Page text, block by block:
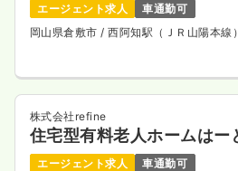
エージェント求人
車通勤可
岡山県倉敷市 / 西阿知駅（ＪＲ山陽本線
株式会社refine
住宅型有料老人ホームはー
エージェント求人
車通勤可